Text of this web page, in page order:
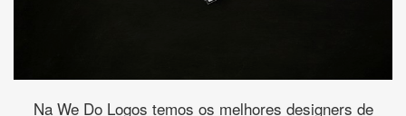
Na We Do Logos temos os melhores designers de